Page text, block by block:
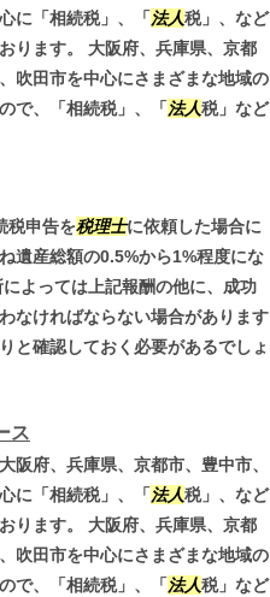
に「相続税」、「 法人税」、など
ります。 大阪府、兵庫県、京都
吹田市を中心にさまざまな地域の
で、「相続税」、「 法人税」など
税申告を税理士に依頼した場合に
遺産総額の0.5%から1%程度にな
よっては上記報酬の他に、成功
なければならない場合があります
と確認しておく必要があるでしょ
ス
阪府、兵庫県、京都市、豊中市、
に「相続税」、「 法人税」、など
ります。 大阪府、兵庫県、京都
吹田市を中心にさまざまな地域の
で、「相続税」、「 法人税」など